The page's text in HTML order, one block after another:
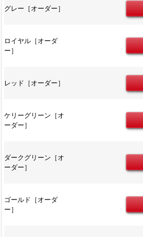
グレー［オーダー］
ロイヤル［オーダ
ー］
レッド［オーダー］
ケリーグリーン［オ
ーダー］
ダークグリーン［オ
ーダー］
ゴールド［オーダ
ー］